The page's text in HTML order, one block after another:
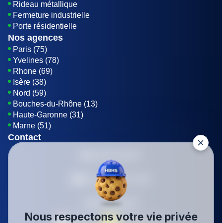
Rideau métallique
Fermeture industrielle
Porte résidentielle
Nos agences
Paris (75)
Yvelines (78)
Rhone (69)
Isère (38)
Nord (59)
Bouches-du-Rhône (13)
Haute-Garonne (31)
Marne (51)
Contact
Envoyer un E-mail
Être rappelé
Nous respectons votre vie privée